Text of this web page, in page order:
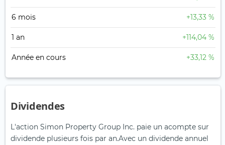
6 mois +13,33 %
1 an +114,04 %
Année en cours +33,12 %
Dividendes
L'action Simon Property Group Inc. paie un acompte sur
dividende plusieurs fois par an.Avec un dividende annuel